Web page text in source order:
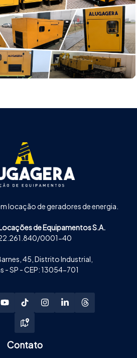
locação de geradores de energia.
de Equipamentos S.A.
0001-40
45, Distrito Industrial,
- SP - CEP: 13054-701
Contato